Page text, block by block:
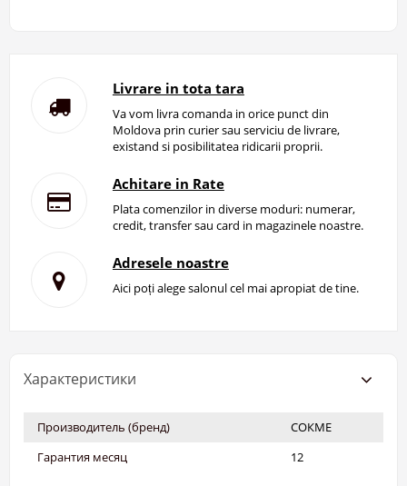
Livrare in tota tara
Va vom livra comanda in orice punct din
Moldova prin curier sau serviciu de livrare,
existand si posibilitatea ridicarii proprii.
Achitare in Rate
Plata comenzilor in diverse moduri: numerar,
credit, transfer sau card in magazinele noastre.
Adresele noastre
Aici poți alege salonul cel mai apropiat de tine.
Характеристики
Производитель (бренд)
СОКМЕ
Гарантия месяц
12